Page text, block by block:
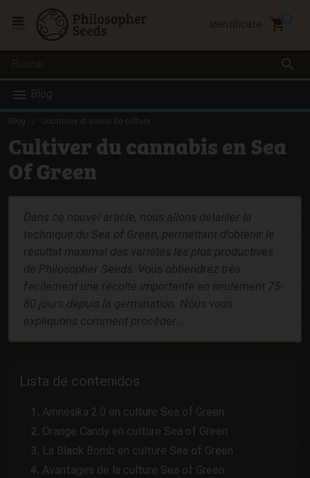
search
Blog
Identifícate local_grocery_store
Blog Journaux et suivis de culture
Cultiver du cannabis en Sea
Of Green
Dans ce nouvel article, nous allons détailler la
technique du Sea of Green, permettant d’obtenir le
résultat maximal des variétés les plus productives
de Philosopher Seeds. Vous obtiendrez très
facilement une récolte importante en seulement 75-
80 jours depuis la germination. Nous vous
expliquons comment procéder...
Lista de contenidos
Amnesika 2.0 en culture Sea of Green
Orange Candy en culture Sea of Green
La Black Bomb en culture Sea of Green
Avantages de la culture Sea of Green